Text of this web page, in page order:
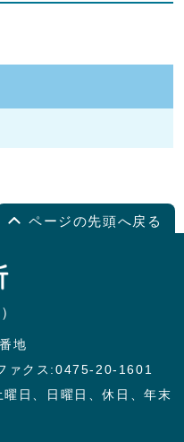
ページの先頭へ戻る
地
ァクス:0475-20-1601
日、日曜日、休日、年末